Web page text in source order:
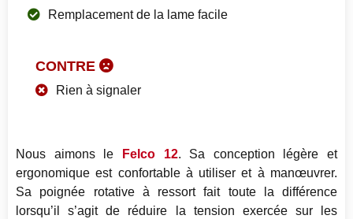
Remplacement de la lame facile
CONTRE
Rien à signaler
Nous aimons le Felco 12. Sa conception légère et
ergonomique est confortable à utiliser et à manœuvrer.
Sa poignée rotative à ressort fait toute la différence
lorsqu’il s’agit de réduire la tension exercée sur les